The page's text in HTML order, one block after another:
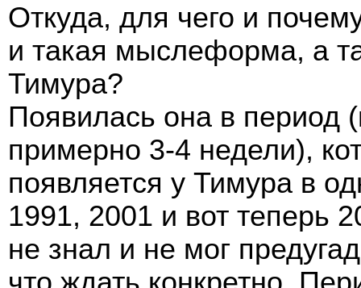
Откуда, для чего и
и такая мыслеформа, а
Тимура?
Появилась она в период
примерно 3-4 недели),
появляется у Тимура в
1991, 2001 и вот теперь
не знал и не мог